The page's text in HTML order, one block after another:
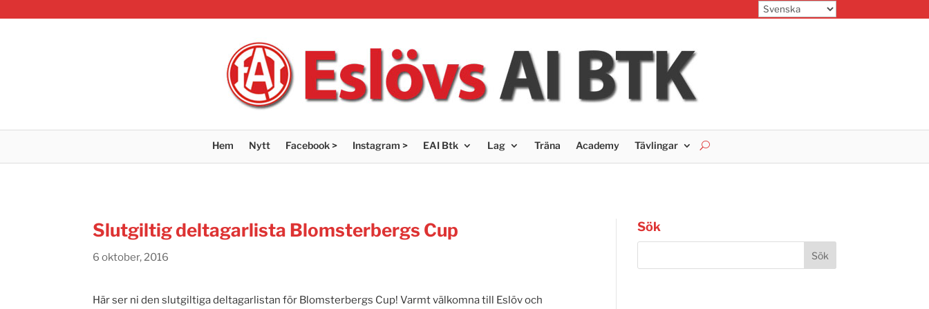
Hem Nytt Facebook > Instagram > EAI Btk Lag Träna Academy Tävlingar
Slutgiltig deltagarlista Blomsterbergs Cup
6 oktober, 2016
Här ser ni den slutgiltiga deltagarlistan för Blomsterbergs Cup! Varmt välkomna till Eslöv och
Sök